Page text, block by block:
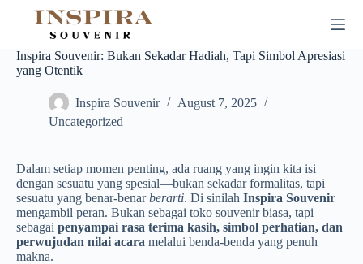
Inspira Souvenir: Bukan Sekadar Hadiah, Tapi Simbol Apresiasi
yang Otentik
Inspira Souvenir
August 7, 2025
Uncategorized
Dalam setiap momen penting, ada ruang yang ingin kita isi
dengan sesuatu yang spesial—bukan sekadar formalitas, tapi
sesuatu yang benar-benarberarti. Di sinilah Inspira Souvenir
mengambil peran. Bukan sebagai toko souvenir biasa, tapi
sebagai penyampai rasa terima kasih, simbol perhatian, dan
perwujudan nilai acara melalui benda-benda yang penuh
makna.